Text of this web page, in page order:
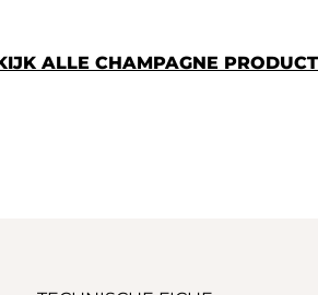
ALLE CHAMPAGNE